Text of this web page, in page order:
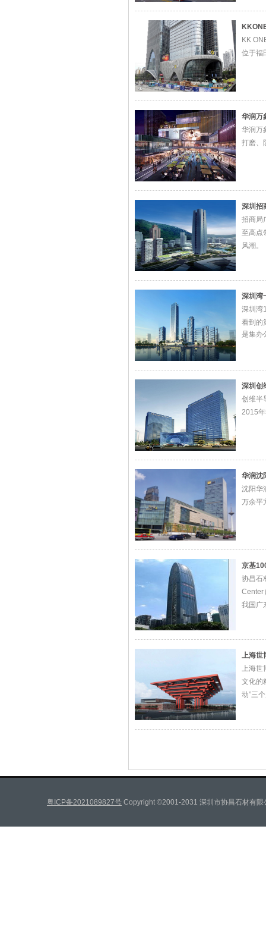
KK
位于福
华润万
华润万
打磨、
深圳招
招商局
至高点
风潮。
深圳湾
深圳湾
看到的
是集办
深圳创
创维半
2015
华润沈
沈阳华
万余平
京基
协昌石
Center
我国广
上海世
上海世
文化的
动”三
粤ICP备2021089827号 Copyright ©2001-2031 深圳市协昌石材有